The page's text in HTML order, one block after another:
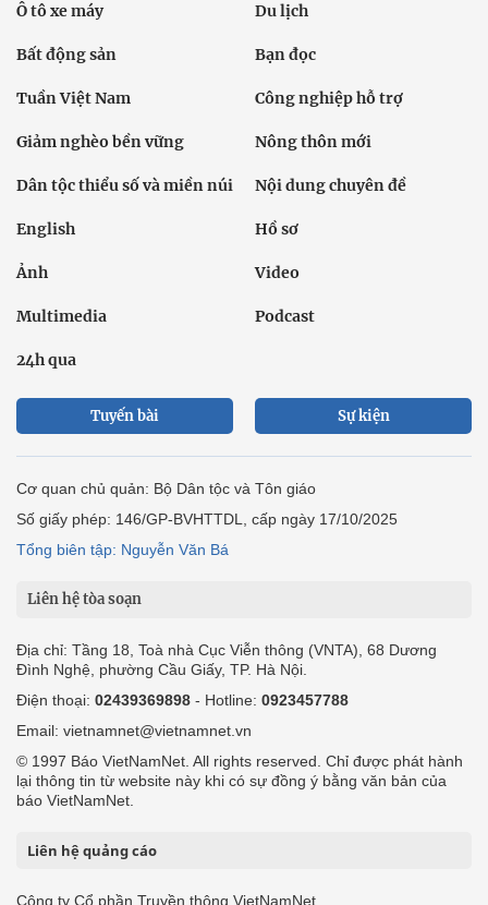
Ô tô xe máy Du lịch
Bất động sản Bạn đọc
Tuần Việt Nam Công nghiệp hỗ trợ
Giảm nghèo bền vững Nông thôn mới
Dân tộc thiểu số và miền núi Nội dung chuyên đề
English Hồ sơ
Ảnh Video
Multimedia Podcast
24h qua
Tuyến bài Sự kiện
Cơ quan chủ quản: Bộ Dân tộc và Tôn giáo
Số giấy phép: 146/GP-BVHTTDL, cấp ngày 17/10/2025
Tổng biên tập: Nguyễn Văn Bá
Liên hệ tòa soạn
Địa chỉ: Tầng 18, Toà nhà Cục Viễn thông (VNTA), 68 Dương
Đình Nghệ, phường Cầu Giấy, TP. Hà Nội.
Điện thoại: 02439369898 - Hotline: 0923457788
Email: vietnamnet@vietnamnet.vn
© 1997 Báo VietNamNet. All rights reserved. Chỉ được phát hành
lại thông tin từ website này khi có sự đồng ý bằng văn bản của
báo VietNamNet.
Liên hệ quảng cáo
Công ty Cổ phần Truyền thông VietNamNet